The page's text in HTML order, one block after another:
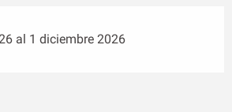
al 1 diciembre 2026